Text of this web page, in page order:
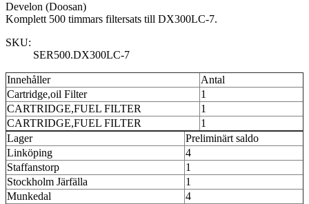
Develon (Doosan)
Komplett 500 timmars filtersats till DX300LC-7.
SKU:
SER500.DX300LC-7
Innehåller
Antal
Cartridge,oil Filter
1
CARTRIDGE,FUEL FILTER
1
CARTRIDGE,FUEL FILTER
1
Lager
Preliminärt saldo
Linköping
4
Staffanstorp
1
Stockholm Järfälla
1
Munkedal
4